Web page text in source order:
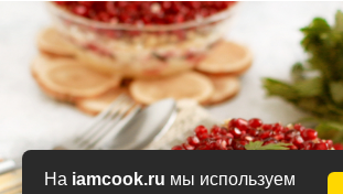
На iamcook.ru мы используем